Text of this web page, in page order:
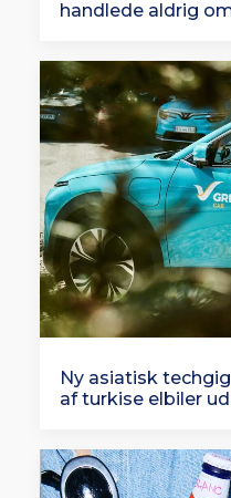
handlede aldrig
Ny asiatisk
af turkise elbiler